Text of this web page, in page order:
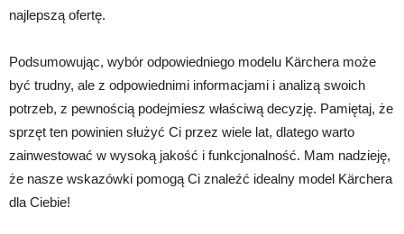
najlepszą ofertę.
Podsumowując, wybór odpowiedniego modelu Kärchera może
być trudny, ale z odpowiednimi informacjami i analizą swoich
potrzeb, z pewnością podejmiesz właściwą decyzję. Pamiętaj, że
sprzęt ten powinien służyć Ci przez wiele lat, dlatego warto
zainwestować w wysoką jakość i funkcjonalność. Mam nadzieję,
że nasze wskazówki pomogą Ci znaleźć idealny model Kärchera
dla Ciebie!